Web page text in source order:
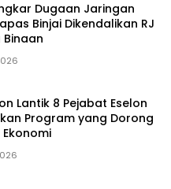
Dugaan Jaringan
Binjai Dikendalikan RJ
Lantik 8 Pejabat Eselon
Program yang Dorong